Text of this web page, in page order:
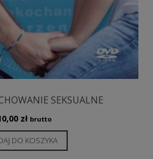
SEKSUALNE
zł brutto
DO KOSZYKA